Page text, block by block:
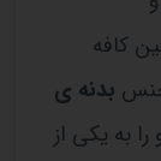
کافه
بدنه ی
به یکی از